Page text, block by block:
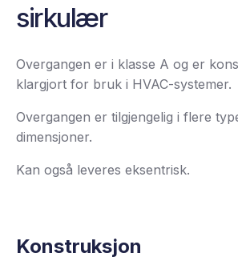
sirkulær
Overgangen er i klasse A og er
klargjort for bruk i HVAC-systemer.
Overgangen er tilgjengelig i flere
dimensjoner.
Kan også leveres eksentrisk.
Konstruksjon